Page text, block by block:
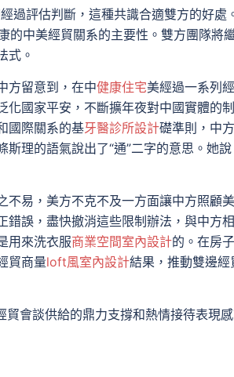
過評估判斷，這種共識合適雙方的好處
中美經貿關系的主要性。雙方團隊將
式。
方留意到，在中健康住宅美經過一系列
化國家平安，不斷擴年夜對中國實體的
國際關系的基牙醫診所設計礎準則，中
斯理的語氣說出了“通”二字的意思。她
不易，美方不克不及一方面讓中方照顧
錯誤，盡快撤消這些限制辦法，與中方
用來洗衣服商業空間室內設計的。在房
貿商量loft風室內設計結果，推動雙邊經
貿會談供給的鼎力支撐和熱情接待表現感